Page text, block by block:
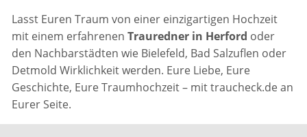
Lasst Euren Traum von einer einzigartigen Hochzeit
mit einem erfahrenenTrauredner in Herford oder
den Nachbarstädten wie Bielefeld, Bad Salzuflen oder
Detmold Wirklichkeit werden. Eure Liebe, Eure
Geschichte, Eure Traumhochzeit – mit traucheck.de an
Eurer Seite.